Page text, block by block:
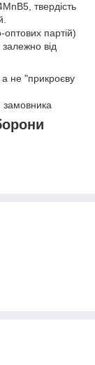
твердість
оптових партій)
від
не "прикроєву